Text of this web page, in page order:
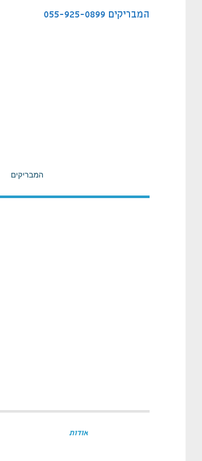
המבריקים 055-925-0899
המבריקים
אודות